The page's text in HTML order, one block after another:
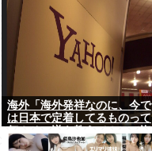
海外「海外発祥なのに、今で
は日本で定着してるものって
何？その逆も教えて！」（海
外の反応）